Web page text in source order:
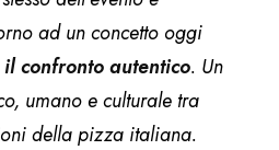
ad un concetto oggi
il confronto autentico. Un
umano e culturale tra
della pizza italiana.